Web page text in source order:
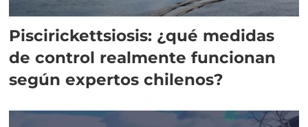
Piscirickettsiosis: ¿qué medidas
de control realmente funcionan
según expertos chilenos?